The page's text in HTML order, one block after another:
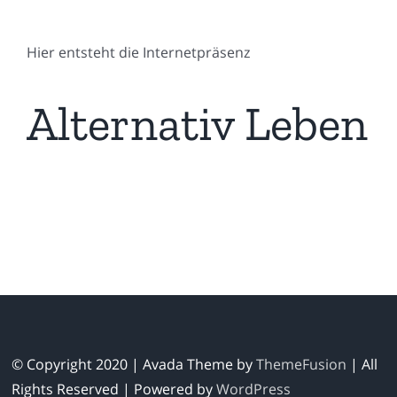
Hier entsteht die Internetpräsenz
Alternativ Leben
© Copyright 2020 | Avada Theme byThemeFusion | All
Rights Reserved | Powered byWordPress